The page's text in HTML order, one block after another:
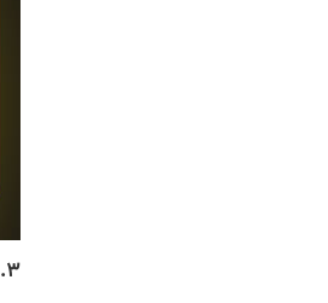
3. توسعه محصولات و خدمات جدید